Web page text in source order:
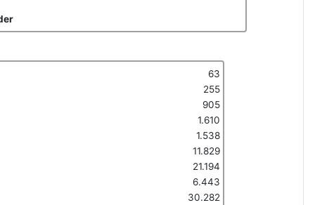
63
255
905
1.610
1.538
11.829
21.194
6.443
30.282